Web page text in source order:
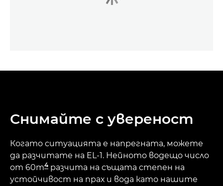
Снимайте с увереност
Когато ситуацията е напрегната, можете
да разчитате на EL-1. Нейното водещо число
от 60m4 разчита на същата степен на
устойчивост на прах и вода като нашите